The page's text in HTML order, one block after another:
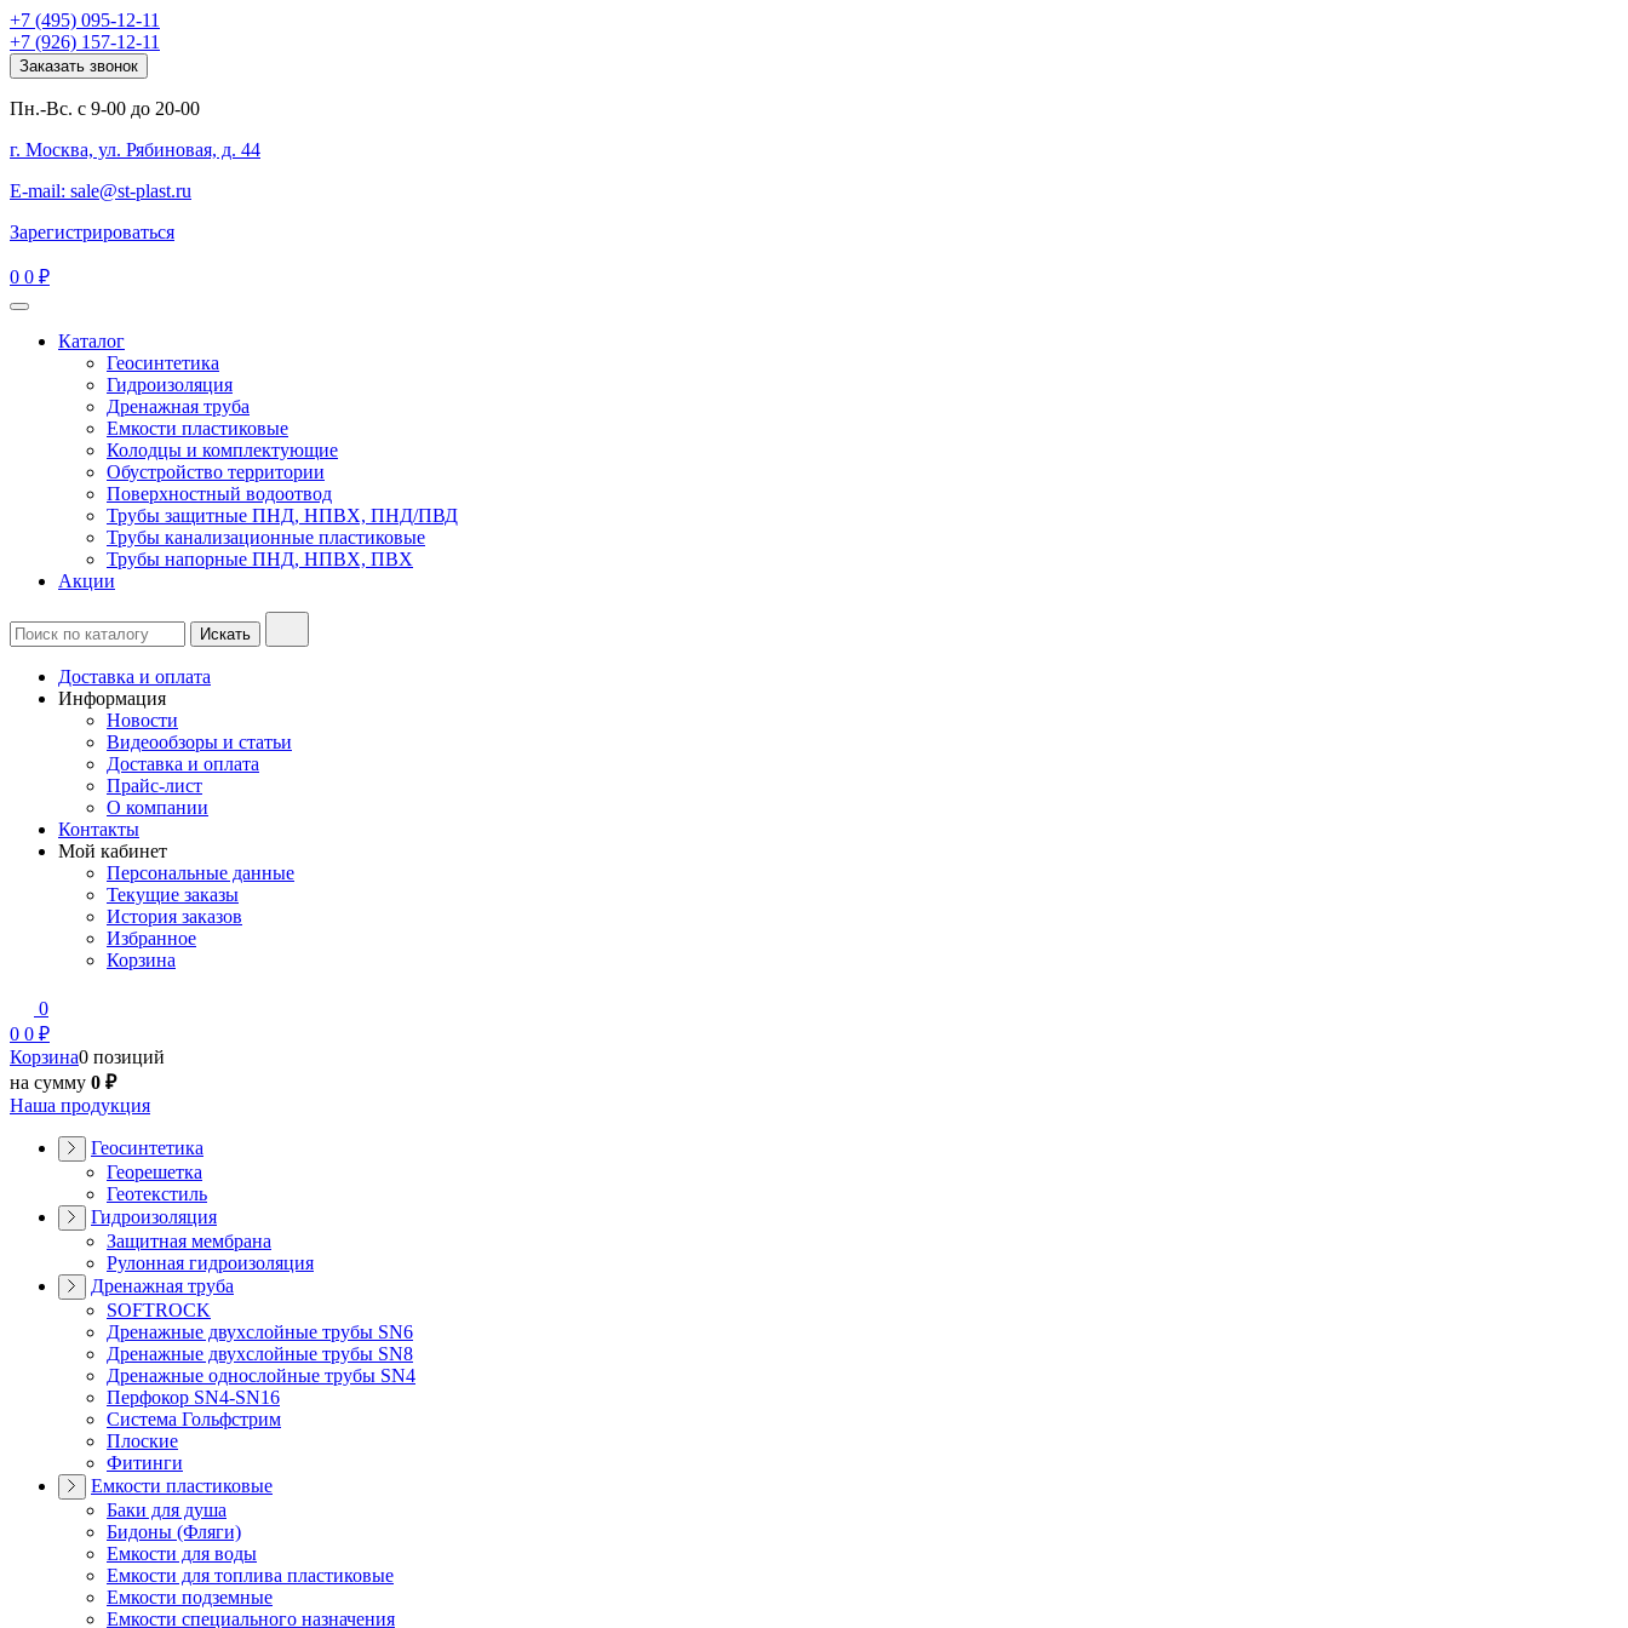
+7 (495) 095-12-11
+7 (926) 157-12-11
Заказать звонок
Пн.-Вс. с 9-00 до 20-00
г. Москва, ул. Рябиновая, д. 44
E-mail: sale@st-plast.ru
Зарегистрироваться
0 0 ₽
Каталог
Геосинтетика
Гидроизоляция
Дренажная труба
Емкости пластиковые
Колодцы и комплектующие
Обустройство территории
Поверхностный водоотвод
Трубы защитные ПНД, НПВХ, ПНД/ПВД
Трубы канализационные пластиковые
Трубы напорные ПНД, НПВХ, ПВХ
Акции
Доставка и оплата
Информация
Новости
Видеообзоры и статьи
Доставка и оплата
Прайс-лист
О компании
Контакты
Мой кабинет
Персональные данные
Текущие заказы
История заказов
Избранное
Корзина
0
0 0 ₽
Корзина0 позиций
на сумму 0 ₽
Наша продукция
Геосинтетика
Георешетка
Геотекстиль
Гидроизоляция
Защитная мембрана
Рулонная гидроизоляция
Дренажная труба
SOFTROCK
Дренажные двухслойные трубы SN6
Дренажные двухслойные трубы SN8
Дренажные однослойные трубы SN4
Перфокор SN4-SN16
Система Гольфстрим
Плоские
Фитинги
Емкости пластиковые
Баки для душа
Бидоны (Фляги)
Емкости для воды
Емкости для топлива пластиковые
Емкости подземные
Емкости специального назначения